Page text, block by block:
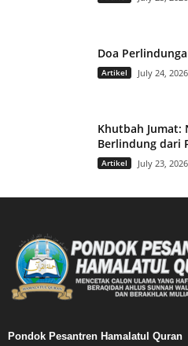
Doa
Artikel July 24, 2026
Khutbah Jumat:
Berlindung dari
Artikel July 23, 2026
Pondok Pesantren Hamalatul Quran